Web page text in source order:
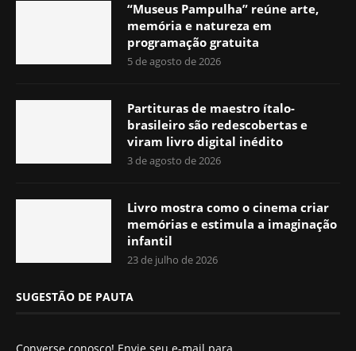
“Museus Pampulha” reúne arte,
memória e natureza em
programação gratuita
5 de agosto de 2026
Partituras de maestro ítalo-
brasileiro são redescobertas e
viram livro digital inédito
3 de agosto de 2026
Livro mostra como o cinema criar
memórias e estimula a imaginação
infantil
23 de julho de 2026
SUGESTÃO DE PAUTA